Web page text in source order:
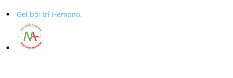
Gel bôi trĩ Hemono.